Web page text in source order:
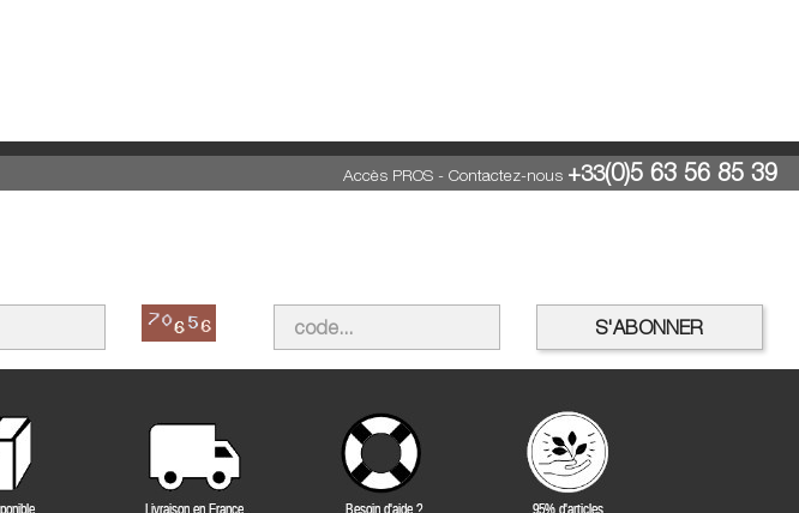
Accès PROS- Contactez-nous +33(0)5 63 56 85 39